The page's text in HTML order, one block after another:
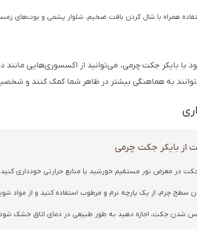
همراه با شال گردن بافت ضخیم، شلوار پشمی و بوت‌های
با بایکر جکت چرمی، می‌توانید از اکسسوری‌هایی مانند
به هماهنگی بیشتر در ظاهر شما کمک کنند و
از بایکر جکت چرمی
جکت در معرض نور مستقیم خورشید یا منابع حرارتی خودداری
سطح چرم، از یک پارچه نرم و مرطوب استفاده کنید و از مواد
جکت، اجازه دهید به طور طبیعی در دمای اتاق خشک شود و